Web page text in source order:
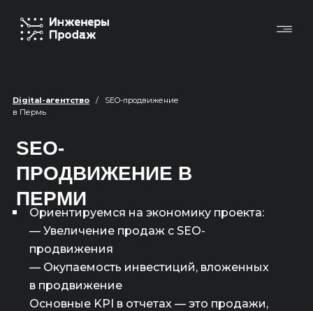
SEO-
ПРОДВИЖЕНИЕ В
ПЕРМИ
Ориентируемся на экономику проекта:
— Увеличение продаж с SEO-
продвижения
— Окупаемость инвестиций, вложенных
в продвижение
Основные KPI в отчетах — это продажи,
Digital-агентство / SEO-продвижение
в Пермь